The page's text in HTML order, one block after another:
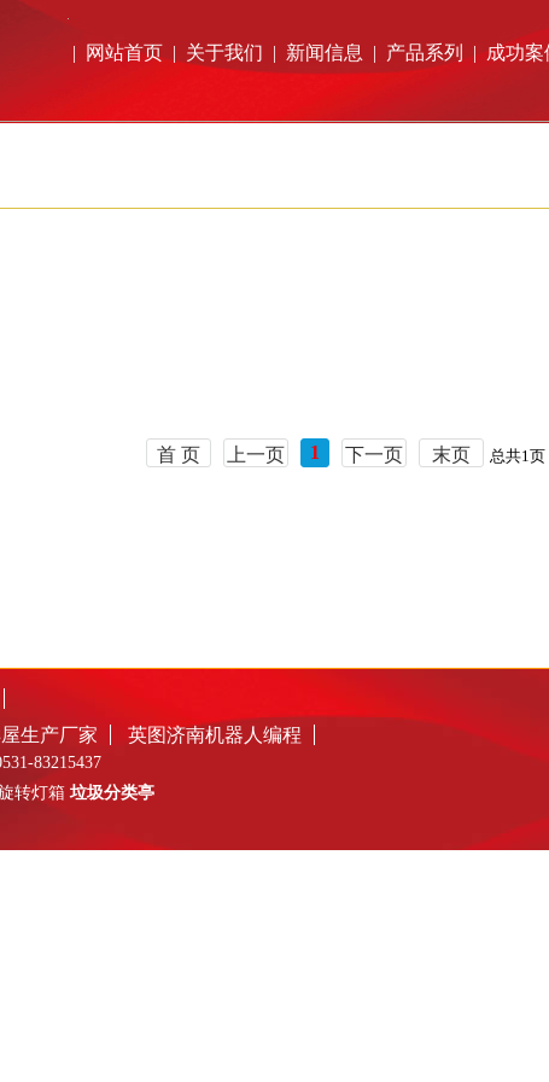
| 网站首页 | 关于我们 | 新闻信息 | 产品系列 | 成功案
首 页 上一页 1 下一页 末页 总共1页
生产厂家 英图济南机器人编程
83215437
转灯箱垃圾分类亭